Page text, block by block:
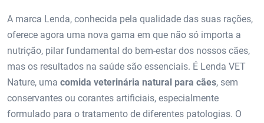
A marca Lenda, conhecida pela qualidade das suas rações,
oferece agora uma nova gama em que não só importa a
nutrição, pilar fundamental do bem-estar dos nossos cães,
mas os resultados na saúde são essenciais. É Lenda VET
Nature, uma comida veterinária natural para cães, sem
conservantes ou corantes artificiais, especialmente
formulado para o tratamento de diferentes patologias. O